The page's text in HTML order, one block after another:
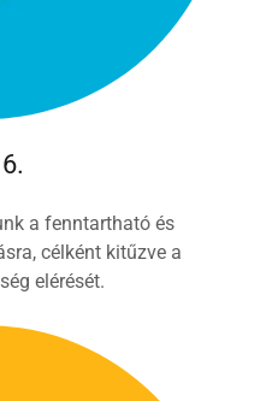
a fenntartható és
célként kitűzve a
elérését.